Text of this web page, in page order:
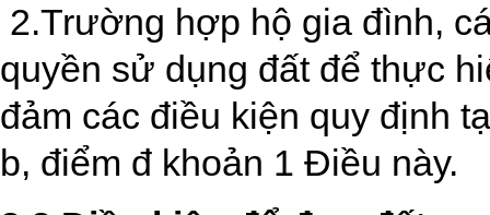
2.Trường hợp hộ gia đình,
quyền sử dụng đất để thực
đảm các điều kiện quy định
b, điểm đ khoản 1 Điều này.